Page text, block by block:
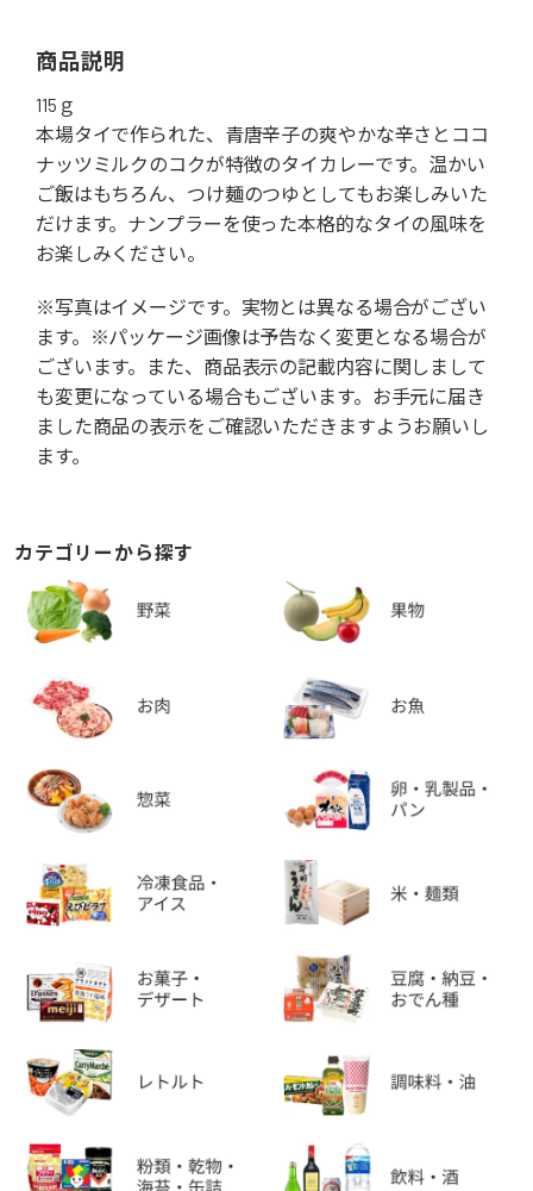
商品説明
115ｇ
本場タイで作られた、青唐辛子の爽やかな辛さとココ
ナッツミルクのコクが特徴のタイカレーです。温かい
ご飯はもちろん、つけ麺のつゆとしてもお楽しみいた
だけます。ナンプラーを使った本格的なタイの風味を
お楽しみください。
※写真はイメージです。実物とは異なる場合がござい
ます。※パッケージ画像は予告なく変更となる場合が
ございます。また、商品表示の記載内容に関しまして
も変更になっている場合もございます。お手元に届き
ました商品の表示をご確認いただきますようお願いし
ます。
カテゴリーから探す